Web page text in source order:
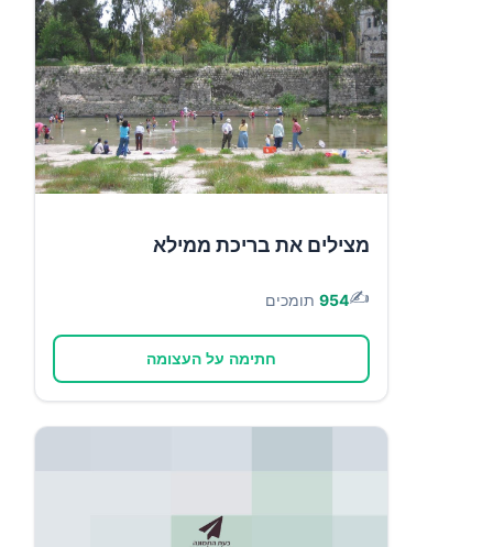
מצילים את בריכת ממילא
✍️
954 תומכים
חתימה על העצומה